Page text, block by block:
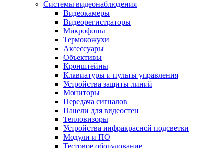
Системы видеонаблюдения
Видеокамеры
Видеорегистраторы
Микрофоны
Термокожухи
Аксессуары
Объективы
Кронштейны
Клавиатуры и пульты управления
Устройства защиты линий
Мониторы
Передача сигналов
Панели для видеостен
Тепловизоры
Устройства инфракрасной подсветки
Модули и ПО
Тестовое оборудование